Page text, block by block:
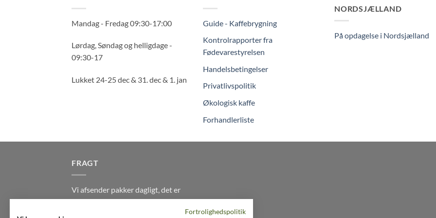
Mandag - Fredag 09:30-17:00
Lørdag, Søndag og helligdage -
09:30-17
Lukket 24-25 dec & 31. dec & 1. jan
Guide - Kaffebrygning
Kontrolrapporter fra
Fødevarestyrelsen
Handelsbetingelser
Privatlivspolitik
Økologisk kaffe
Forhandlerliste
NORDSJÆLLAND
På opdagelse i Nordsjælland
FRAGT
Vi afsender pakker dagligt, det er
din garanti for stabil levering
Fortrolighedspolitik